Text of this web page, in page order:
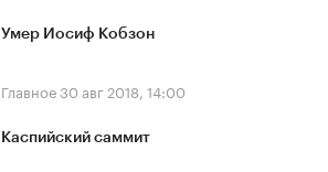
Умер Иосиф Кобзон
Главное30 авг 2018, 14:00
Каспийский саммит